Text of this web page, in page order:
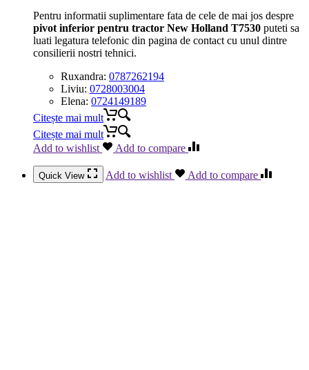
Pentru informatii suplimentare fata de cele de mai jos despre
pivot inferior pentru tractor New Holland T7530 puteti sa
luati legatura telefonic din pagina de contact cu unul dintre
consilierii nostri tehnici.
Ruxandra: 0787262194
Liviu: 0728003004
Elena: 0724149189
Citește mai mult
Citește mai mult
Add to wishlist
Add to compare
Quick View Add to wishlist Add to compare